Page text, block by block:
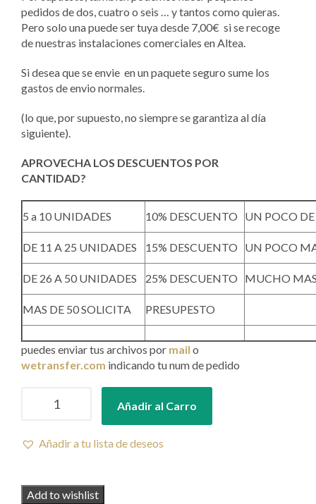
pedidos de dos, cuatro o seis … y tantos como quieras.
Pero solo una puede ser tuya desde 7,00€ si se recoge
de nuestras instalaciones comerciales en Altea.
Si desea que se envie en un paquete seguro sume los
gastos de envio normales.
(lo que, por supuesto, no siempre se garantiza al día
siguiente).
APROVECHA LOS DESCUENTOS POR
CANTIDAD?
5 a 10 UNIDADES 10% DESCUENTO UN POCO
DE 11 A 25 UNIDADES 15% DESCUENTO UN POCO
DE 26 A 50 UNIDADES 25% DESCUENTO MUCHO
MAS DE 50 SOLICITA PRESUPESTO
puedes enviar tus archivos por mail o
wetransfer.com indicando tu num de pedido
Metopa
Añadir al Carro
Añadir a tu lista de deseos
Add to wishlist